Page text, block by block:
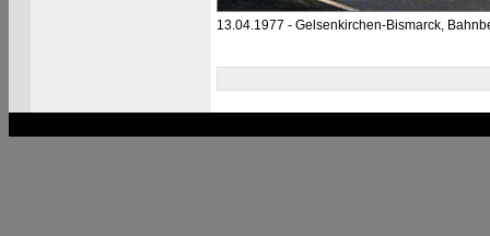
13.04.1977 - Gelsenkirchen-Bismarck,